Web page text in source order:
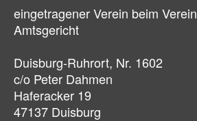
eingetragener Verein beim
Amtsgericht
Duisburg-Ruhrort, Nr. 1602
c/o Peter Dahmen
Haferacker 19
47137 Duisburg